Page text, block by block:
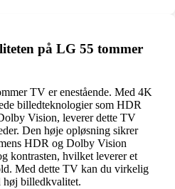
på LG 55 tommer
TV er enestående. Med 4K
billedteknologier som HDR
Vision, leverer dette TV
Den høje opløsning sikrer
HDR og Dolby Vision
kontrasten, hvilket leverer et
Med dette TV kan du virkelig
høj billedkvalitet.